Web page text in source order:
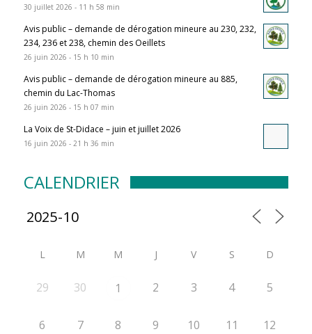
30 juillet 2026 - 11 h 58 min
Avis public – demande de dérogation mineure au 230, 232,
234, 236 et 238, chemin des Oeillets
26 juin 2026 - 15 h 10 min
Avis public – demande de dérogation mineure au 885,
chemin du Lac-Thomas
26 juin 2026 - 15 h 07 min
La Voix de St-Didace – juin et juillet 2026
16 juin 2026 - 21 h 36 min
CALENDRIER
L M M J V S D
29 30 1 2 3 4 5
6 7 8 9 10 11 12